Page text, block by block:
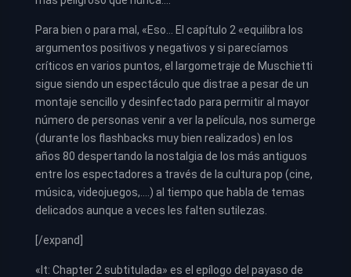
Para bien o para mal, «Eso… El capítulo 2 «equilibra los
argumentos positivos y negativos y si parecíamos
críticos en varios puntos, el largometraje de Muschietti
sigue siendo un espectáculo que distrae a pesar de un
montaje sencillo y desinfectado para permitir al mayor
número de personas venir a ver la película, nos sumerge
(durante los flashbacks muy bien realizados) en los
años 80 despertando la nostalgia de los más antiguos
entre los espectadores a través de la cultura pop (cine,
música, videojuegos,….) al tiempo que habla de temas
delicados aunque a veces les falten sutilezas.
[/expand]
«It: Chapter 2 subtitulada» es el epílogo del payaso de